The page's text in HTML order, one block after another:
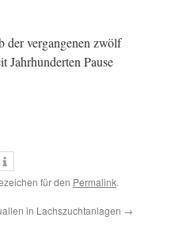
der vergangenen zwölf
Jahrhunderten Pause
für den Permalink.
in Lachszuchtanlagen →